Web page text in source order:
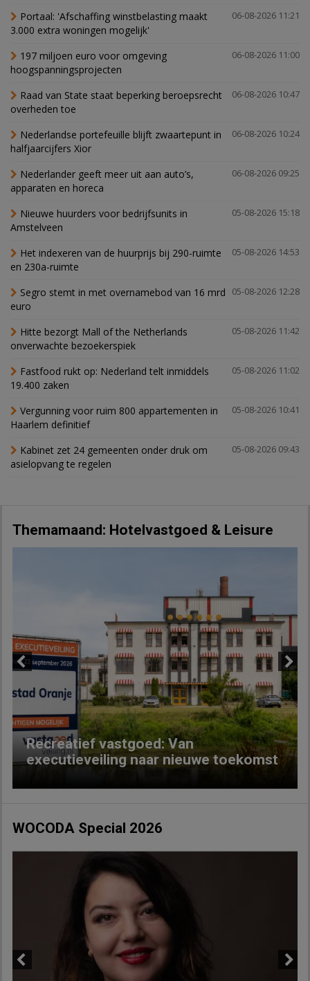
06-08-2026 11:21
Portaal: 'Afschaffing winstbelasting maakt
3.000 extra woningen mogelijk'
06-08-2026 11:00
197 miljoen euro voor omgeving
hoogspanningsprojecten
06-08-2026 10:47
Raad van State staat beperking beroepsrecht
overheden toe
06-08-2026 10:24
Nederlandse portefeuille blijft zwaartepunt in
halfjaarcijfers Xior
06-08-2026 09:25
Nederlander geeft meer uit aan auto’s,
apparaten en horeca
05-08-2026 15:18
Nieuwe huurders voor bedrijfsunits in
Amstelveen
05-08-2026 14:53
Het indexeren van de huurprijs bij 290-ruimte
en 230a-ruimte
05-08-2026 12:28
Segro stemt in met overnamebod van 16 mrd
euro
05-08-2026 11:42
Hitte bezorgt Mall of the Netherlands
onverwachte bezoekerspiek
05-08-2026 11:02
Fastfood rukt op: Nederland telt inmiddels
19.400 zaken
05-08-2026 10:41
Vergunning voor ruim 800 appartementen in
Haarlem definitief
05-08-2026 09:43
Kabinet zet 24 gemeenten onder druk om
asielopvang te regelen
Themamaand: Hotelvastgoed & Leisure
Recreatief vastgoed: Van
executieveiling naar nieuwe toekomst
Next
WOCODA Special 2026